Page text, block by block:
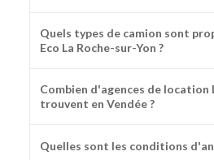
Quels types de camion sont
Eco La Roche-sur-Yon ?
Combien d'agences de location
trouvent en Vendée ?
Quelles sont les conditions